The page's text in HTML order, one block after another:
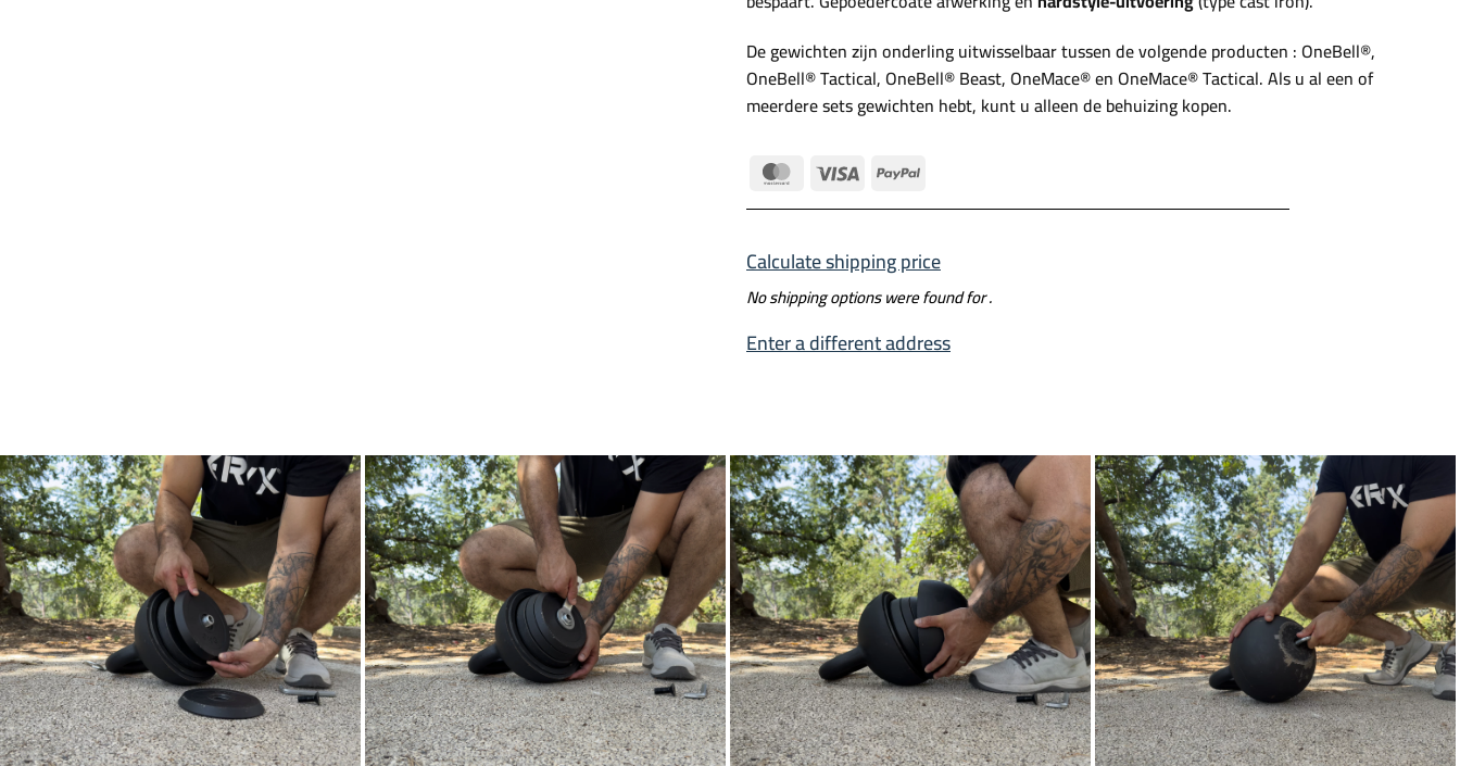
De gewichten zijn onderling uitwisselbaar tussen de volgende producten : OneBell®,
OneBell® Tactical, OneBell® Beast, OneMace® en OneMace® Tactical. Als u al een of
meerdere sets gewichten hebt, kunt u alleen de behuizing kopen.
MasterCard
Visa PayPal
Calculate shipping price
No shipping options were found for.
Enter a different address